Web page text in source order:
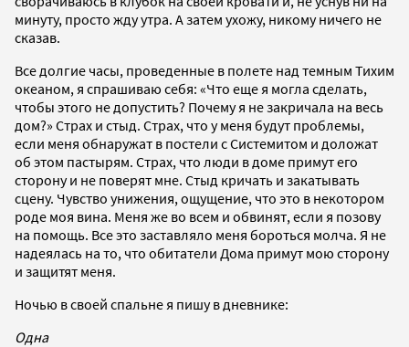
минуту, просто жду утра. А затем ухожу, никому ничего не
сказав.
Все долгие часы, проведенные в полете над темным Тихим
океаном, я спрашиваю себя: «Что еще я могла сделать,
чтобы этого не допустить? Почему я не закричала на весь
дом?» Страх и стыд. Страх, что у меня будут проблемы,
если меня обнаружат в постели с Системитом и доложат
об этом пастырям. Страх, что люди в доме примут его
сторону и не поверят мне. Стыд кричать и закатывать
сцену. Чувство унижения, ощущение, что это в некотором
роде моя вина. Меня же во всем и обвинят, если я позову
на помощь. Все это заставляло меня бороться молча. Я не
надеялась на то, что обитатели Дома примут мою сторону
и защитят меня.
Ночью в своей спальне я пишу в дневнике:
Одна